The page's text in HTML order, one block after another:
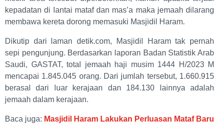
kepadatan di lantai mataf dan mas’a maka jemaah dilarang
membawa kereta dorong memasuki Masjidil Haram.
Dikutip dari laman detik.com, Masjidil Haram tak pernah
sepi pengunjung. Berdasarkan laporan Badan Statistik Arab
Saudi, GASTAT, total jemaah haji musim 1444 H/2023 M
mencapai 1.845.045 orang. Dari jumlah tersebut, 1.660.915
berasal dari luar kerajaan dan 184.130 lainnya adalah
jemaah dalam kerajaan.
Baca juga: Masjidil Haram Lakukan Perluasan Mataf Baru